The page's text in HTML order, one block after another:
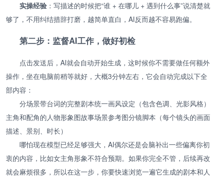
实操经验 ：写描述的时候把“谁 + 在哪儿 + 遇到什么事”说清楚就
够了，不用纠结措辞打磨，越简单直白，AI反而越不容易跑偏。
第二步：监督AI工作，做好初检
点击发送后，AI就会自动开始生成，这时候你不需要做任何额外
操作，坐在电脑前稍等就好，大概3分钟左右，它会自动完成以下全
部内容：
分场景带台词的完整剧本统一画风设定（包含色调、光影风格）
主角和配角的人物形象图故事场景参考图分镜脚本（每个镜头的画面
描述、景别、时长）
哪怕现在模型已经足够强大，AI偶尔还是会脑补出一些偏离你初
衷的内容，比如女主角形象不符合预期。如果你完全不管，后续再改
就会麻烦很多，所以在这一步，你要快速浏览一遍它生成的剧本和人